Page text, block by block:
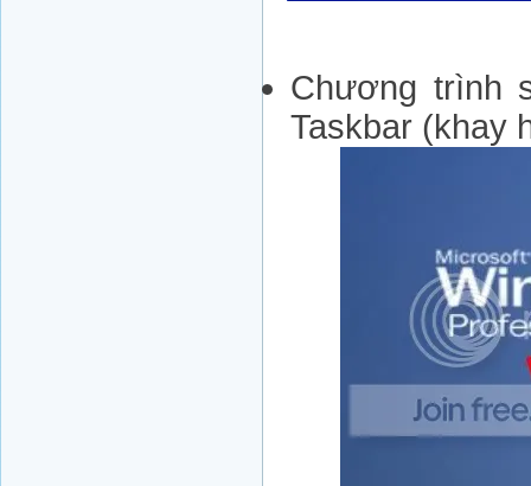
Chương trình
Taskbar (khay